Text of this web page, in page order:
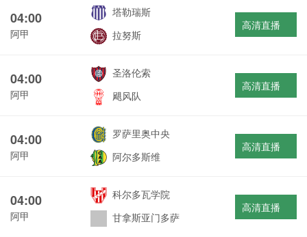
04:00
阿甲
塔勒瑞斯
拉努斯
高清直播
04:00
阿甲
圣洛伦索
飓风队
高清直播
04:00
阿甲
罗萨里奥中央
阿尔多斯维
高清直播
04:00
阿甲
科尔多瓦学院
甘拿斯亚门多萨
高清直播